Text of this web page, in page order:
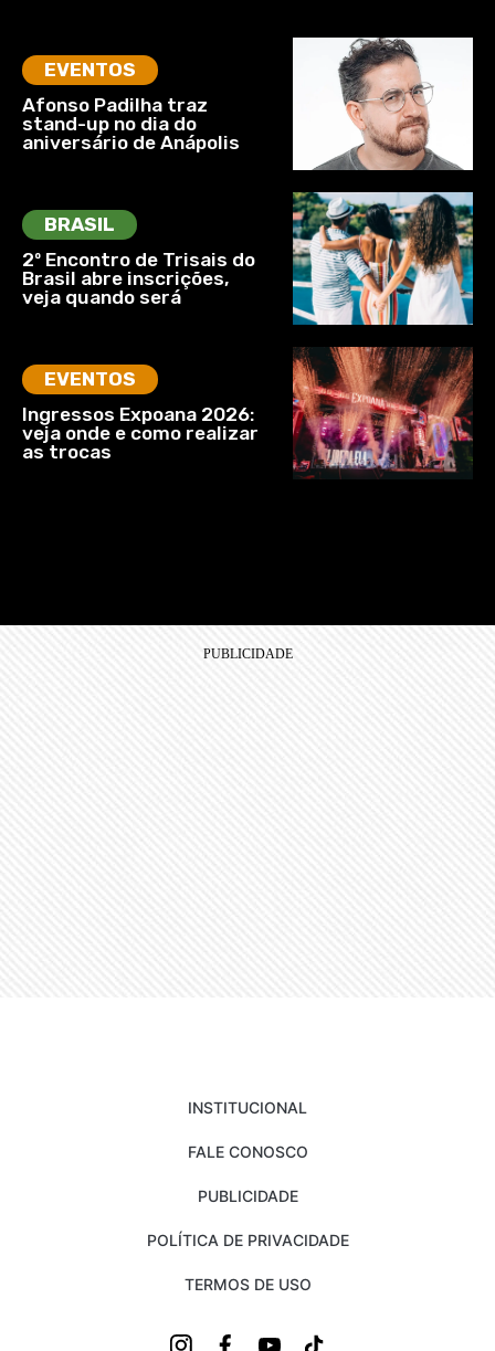
EVENTOS
Afonso Padilha traz
stand-up no dia do
aniversário de Anápolis
BRASIL
2º Encontro de Trisais do
Brasil abre inscrições,
veja quando será
EVENTOS
Ingressos Expoana 2026:
veja onde e como realizar
as trocas
INSTITUCIONAL
FALE CONOSCO
PUBLICIDADE
POLÍTICA DE PRIVACIDADE
TERMOS DE USO